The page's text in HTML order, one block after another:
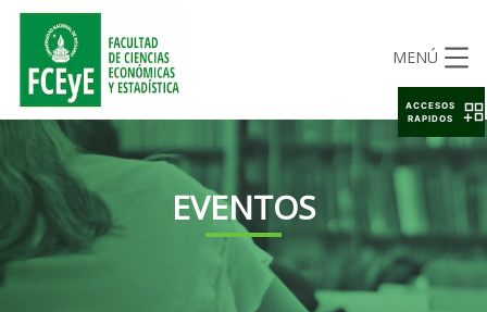
MENÚ
EVENTOS
ACCESOS
RAPIDOS